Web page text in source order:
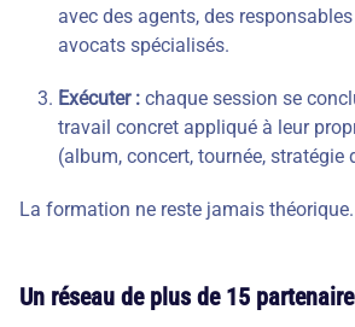
avec des agents, des
avocats spécialisés.
Exécuter : chaque session se
travail concret appliqué à leur
(album, concert, tournée, stratégie
La formation ne reste jamais théorique.
Un réseau de plus de 15